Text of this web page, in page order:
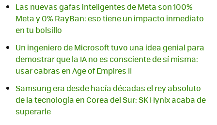
Las nuevas gafas inteligentes de Meta son 100%
Meta y 0% RayBan: eso tiene un impacto inmediato
en tu bolsillo
Un ingeniero de Microsoft tuvo una idea genial para
demostrar que la IA no es consciente de sí misma:
usar cabras en Age of Empires II
Samsung era desde hacía décadas el rey absoluto
de la tecnología en Corea del Sur: SK Hynix acaba de
superarle